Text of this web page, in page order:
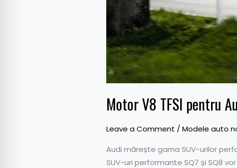
Motor V8 TFSI pentru
Leave a Comment / Modele auto
Audi mărește gama SUV-urilor
SUV-uri performante SQ7 și SQ8